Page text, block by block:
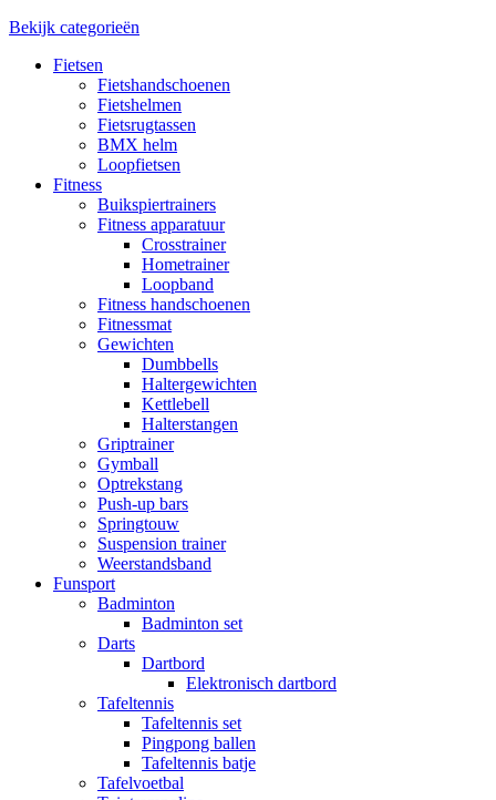
Bekijk categorieën
Fietsen
Fietshandschoenen
Fietshelmen
Fietsrugtassen
BMX helm
Loopfietsen
Fitness
Buikspiertrainers
Fitness apparatuur
Crosstrainer
Hometrainer
Loopband
Fitness handschoenen
Fitnessmat
Gewichten
Dumbbells
Haltergewichten
Kettlebell
Halterstangen
Griptrainer
Gymball
Optrekstang
Push-up bars
Springtouw
Suspension trainer
Weerstandsband
Funsport
Badminton
Badminton set
Darts
Dartbord
Elektronisch dartbord
Tafeltennis
Tafeltennis set
Pingpong ballen
Tafeltennis batje
Tafelvoetbal